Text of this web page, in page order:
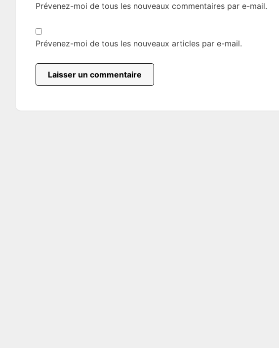
Prévenez-moi de tous les nouveaux commentaires par e-mail.
Prévenez-moi de tous les nouveaux articles par e-mail.